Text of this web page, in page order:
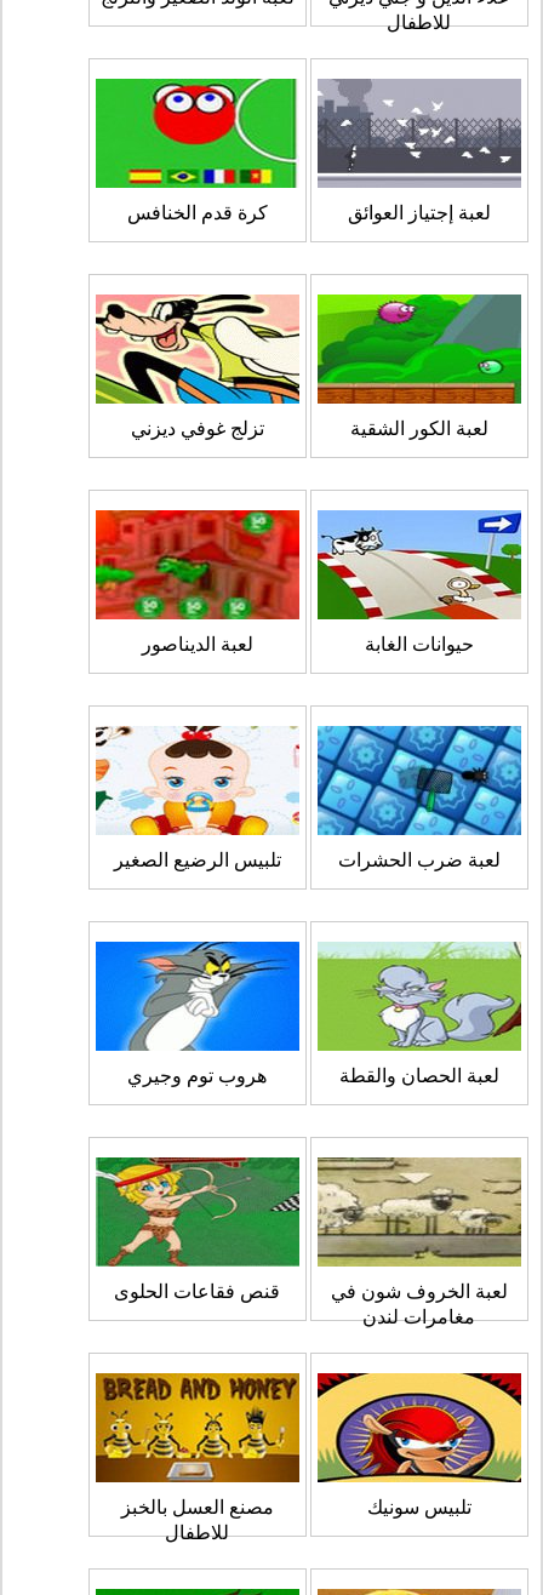
للاطفال
لعبة إجتياز العوائق كرة قدم الخنافس
لعبة الكور الشقية تزلج غوفي ديزني
حيوانات الغابة لعبة الديناصور
لعبة ضرب الحشرات تلبيس الرضيع الصغير
لعبة الحصان والقطة هروب توم وجيري
لعبة الخروف شون في
مغامرات لندن
قنص فقاعات الحلوى
تلبيس سونيك
مصنع العسل بالخبز
للاطفال